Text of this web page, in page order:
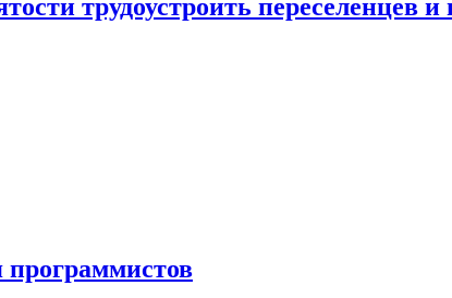
трудоустроить переселенцев
программистов